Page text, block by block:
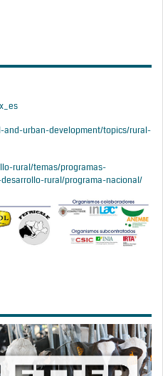
urban-development/topics/rural-
rural/temas/programas-
rural/programa-nacional/